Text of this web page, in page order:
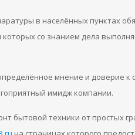
в населённых пунктах
со знанием дела
мнение и доверие к
имидж компании.
бытовой техники от простых